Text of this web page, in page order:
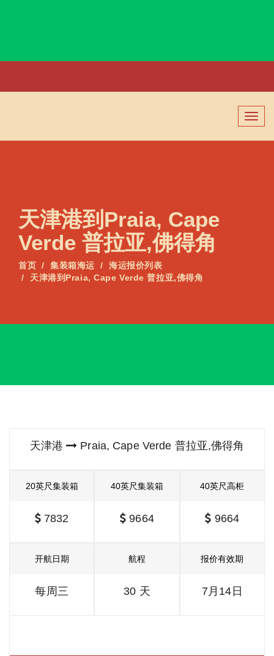
切
换
导
天津港到Praia, Cape
Verde 普拉亚,佛得角
首页 集装箱海运
海运报价列表
天津港到Praia, Cape Verde 普拉亚,佛得角
天津港 Praia, Cape Verde 普拉亚,佛得角
20英尺集装箱
7832
40英尺集装箱
9664
40英尺高柜
9664
开航日期
每周三
航程
30 天
报价有效期
7月14日